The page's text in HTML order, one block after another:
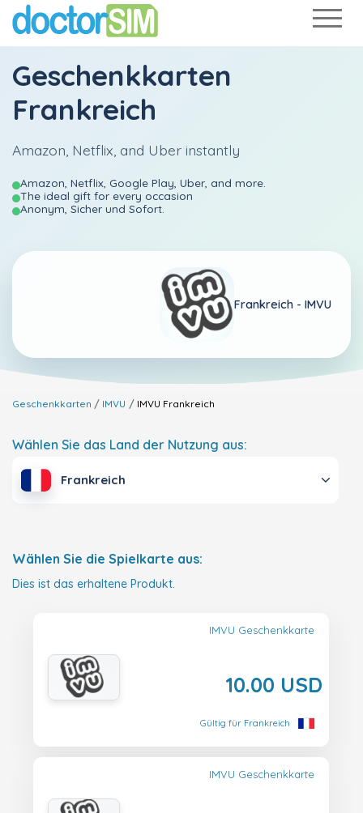
Geschenkkarten
Frankreich
Amazon, Netflix, and Uber instantly
Amazon, Netflix, Google Play, Uber, and more.
The ideal gift for every occasion
Anonym, Sicher und Sofort.
Frankreich - IMVU
Geschenkkarten IMVU IMVU Frankreich
Wählen Sie das Land der Nutzung aus:
Frankreich
Wählen Sie die Spielkarte aus:
Dies ist das erhaltene Produkt.
IMVU Geschenkkarte
10.00 USD
Gültig für Frankreich
IMVU Geschenkkarte